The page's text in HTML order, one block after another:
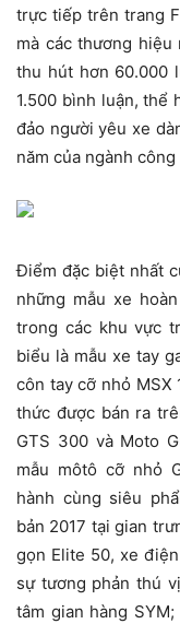
trực tiếp trên trang
mà các thương hiệu
thu hút hơn 60.000
1.500 bình luận, thể
đảo người yêu xe
năm của ngành
Điểm đặc biệt nhất
những mẫu xe
trong các khu vực
biểu là mẫu xe tay
côn tay cỡ nhỏ MSX
thức được bán ra
GTS 300 và Moto
mẫu môtô cỡ nhỏ
hành cùng siêu
bản 2017 tại gian
gọn Elite 50, xe
sự tương phản thú
tâm gian hàng